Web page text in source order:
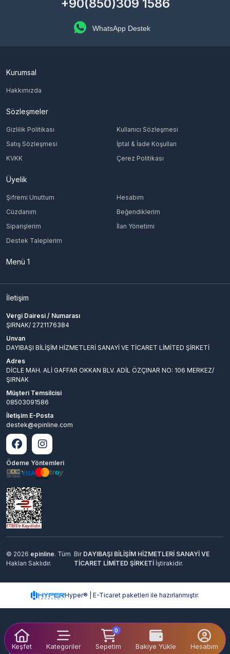
Keşfet Kategoriler
0
Sepetim Bakiye Yükle Hesabım
+90(850)309 1586
WhatsApp Destek
Kurumsal
Hakkımızda
Sözleşmeler
Gizlilik Politikası
Kullanıcı Sözleşmesi
Satış Sözleşmesi
İptal & İade Koşulları
KVKK
Çerez Politikası
Üyelik
Şifremi Unuttum
Hesabım
Cüzdanım
Beğendiklerim
Siparişlerim
İlan Yönetimi
Destek Taleplerim
Menü 1
İletişim
Vergi Dairesi / Numarası
ŞIRNAK/ 2721176384
Unvan
DAYIBAŞI BİLİŞİM HİZMETLERİ SANAYİ VE TİCARET LİMİTED ŞİRKETİ
Adres
DİCLE MAH. ALİ GAFFAR OKKAN BLV. ADİL ÖZÇINAR NO: 106 MERKEZ/
ŞIRNAK
Müşteri Temsilcisi
08503091586
İletişim E-Posta
destek@epinline.com
Ödeme Yöntemleri
© 2026 epinline. Tüm
Hakları Saklıdır.
Bir DAYIBAŞI BİLİŞİM HİZMETLERİ SANAYİ VE
TİCARET LİMİTED ŞİRKETİ İştirakidir.
Hyper® | E-Ticaret paketleri ile hazırlanmıştır.